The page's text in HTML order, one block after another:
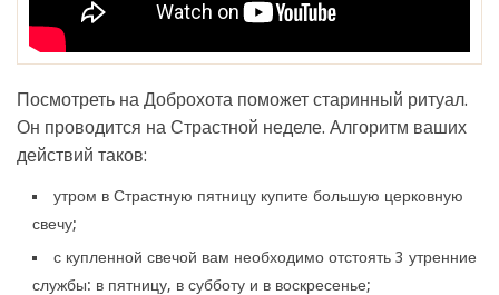
Посмотреть на Доброхота поможет старинный ритуал.
Он проводится на Страстной неделе. Алгоритм ваших
действий таков:
утром в Страстную пятницу купите большую церковную
свечу;
с купленной свечой вам необходимо отстоять 3 утренние
службы: в пятницу, в субботу и в воскресенье;